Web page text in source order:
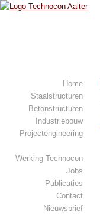
Home
Staalstructuren
Betonstructuren
Industriebouw
Projectengineering
Werking Technocon
Jobs
Publicaties
Contact
Nieuwsbrief